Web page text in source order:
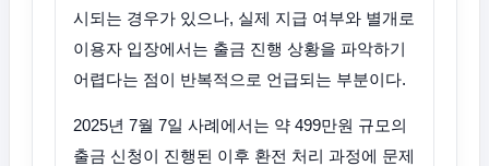
시되는 경우가 있으나, 실제 지급 여부와 별개로
이용자 입장에서는 출금 진행 상황을 파악하기
어렵다는 점이 반복적으로 언급되는 부분이다.
2025년 7월 7일 사례에서는 약 499만원 규모의
출금 신청이 진행된 이후 환전 처리 과정에 문제